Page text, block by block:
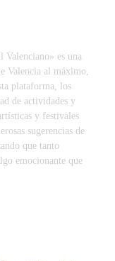
Valenciano» es una
Valencia al máximo,
plataforma, los
de actividades y
y festivales
sugerencias de
que tanto
emocionante que